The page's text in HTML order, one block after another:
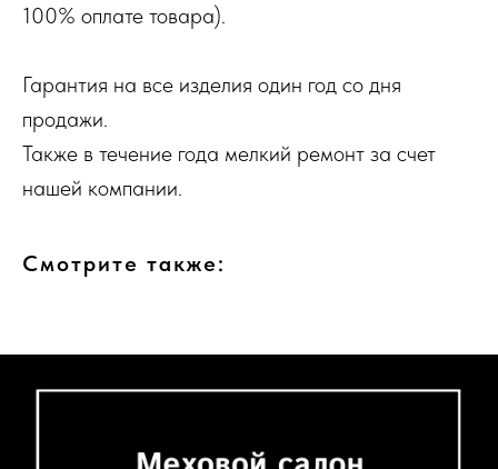
100% оплате товара).
Гарантия на все изделия один год со дня
продажи.
Также в течение года мелкий ремонт за счет
нашей компании.
Смотрите также: